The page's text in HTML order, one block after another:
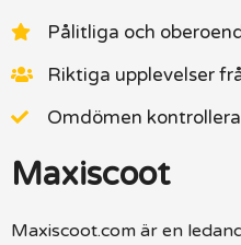
Pålitliga och
Riktiga upplevelser
Omdömen
Maxiscoot
Maxiscoot.com är en